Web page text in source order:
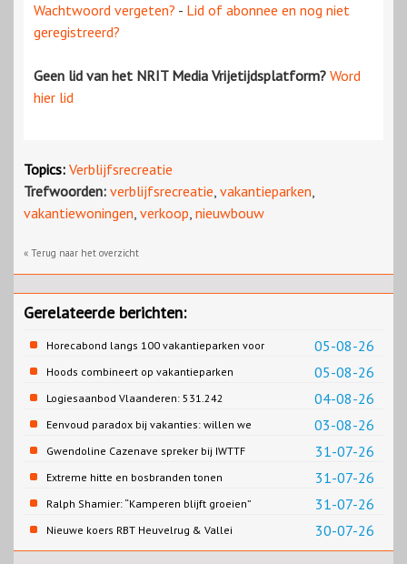
Wachtwoord vergeten? - Lid of abonnee en nog niet
geregistreerd?
Geen lid van het NRIT Media Vrijetijdsplatform? Word
hier lid
Topics: Verblijfsrecreatie
Trefwoorden: verblijfsrecreatie, vakantieparken,
vakantiewoningen, verkoop, nieuwbouw
« Terug naar het overzicht
Gerelateerde berichten:
05-08-26
Horecabond langs 100 vakantieparken voor
Cao-recreatie
05-08-26
Hoods combineert op vakantieparken
recreatie en wonen
04-08-26
Logiesaanbod Vlaanderen: 531.242
slaapplaatsen
03-08-26
Eenvoud paradox bij vakanties: willen we
eenvoud of toch goed verzorgd?
31-07-26
Gwendoline Cazenave spreker bij IWTTF
congres in Utrecht
31-07-26
Extreme hitte en bosbranden tonen
noodzaak snellere verduurzaming
31-07-26
Ralph Shamier: “Kamperen blijft groeien”
30-07-26
Nieuwe koers RBT Heuvelrug & Vallei
zichtbaar in eerste resultaten 2026